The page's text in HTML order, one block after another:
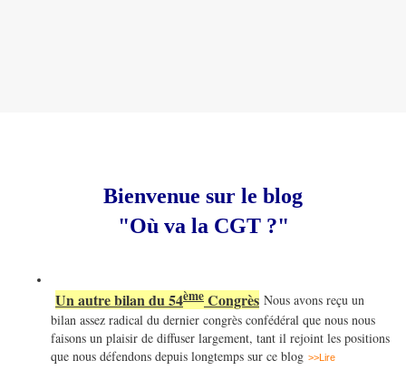
Bienvenue sur le blog
"Où va la CGT ?"
Un autre bilan du 54ème Congrès Nous avons reçu un
bilan assez radical du dernier congrès confédéral que nous nous
faisons un plaisir de diffuser largement, tant il rejoint les positions
que nous défendons depuis longtemps sur ce blog >>Lire